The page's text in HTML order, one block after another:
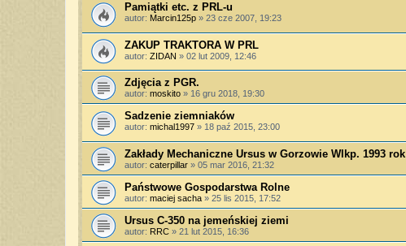
Pamiątki etc. z PRL-u
autor: Marcin125p » 23 cze 2007, 19:23
ZAKUP TRAKTORA W PRL
autor: ZIDAN » 02 lut 2009, 12:46
Zdjęcia z PGR.
autor: moskito » 16 gru 2018, 19:30
Sadzenie ziemniaków
autor: michal1997 » 18 paź 2015, 23:00
Zakłady Mechaniczne Ursus w Gorzowie Wlkp. 1993 rok
autor: caterpillar » 05 mar 2016, 21:32
Państwowe Gospodarstwa Rolne
autor: maciej sacha » 25 lis 2015, 17:52
Ursus C-350 na jemeńskiej ziemi
autor: RRC » 21 lut 2015, 16:36